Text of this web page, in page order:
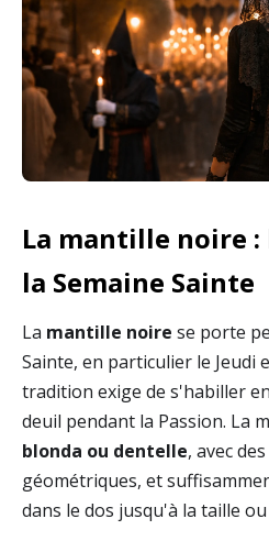
La mantille noire
la Semaine Sainte
La mantille noire se porte
Sainte, en particulier le Jeudi
tradition exige de s'habiller
deuil pendant la Passion. La
blonda ou dentelle, avec
géométriques, et
dans le dos jusqu'à la taille